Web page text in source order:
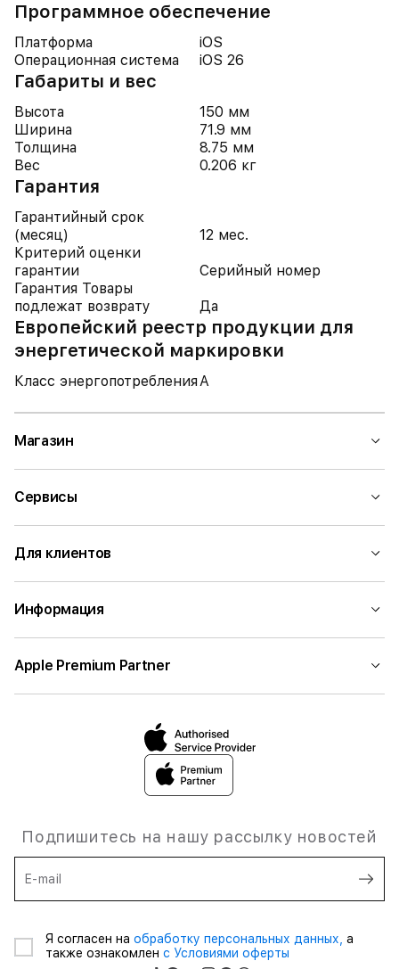
Программное обеспечение
Платформа
iOS
Операционная система
iOS 26
Габариты и вес
Высота
150 мм
Ширина
71.9 мм
Толщина
8.75 мм
Вес
0.206 кг
Гарантия
Гарантийный срок
(месяц)
12 мес.
Критерий оценки
гарантии
Серийный номер
Гарантия Товары
подлежат возврату
Да
Европейский реестр продукции для
энергетической маркировки
Класс энергопотребленияA
Магазин
Сервисы
Для клиентов
Информация
Apple Premium Partner
Подпишитесь на нашу рассылку новостей
E-mail
Я согласен на обработку персональных данных, а
также ознакомлен с Условиями оферты